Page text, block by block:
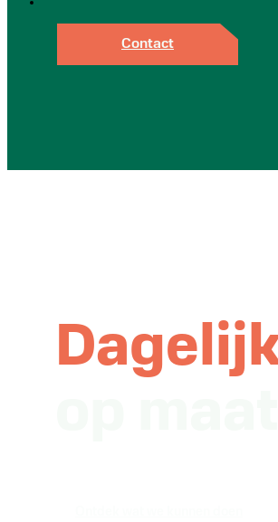
Contact